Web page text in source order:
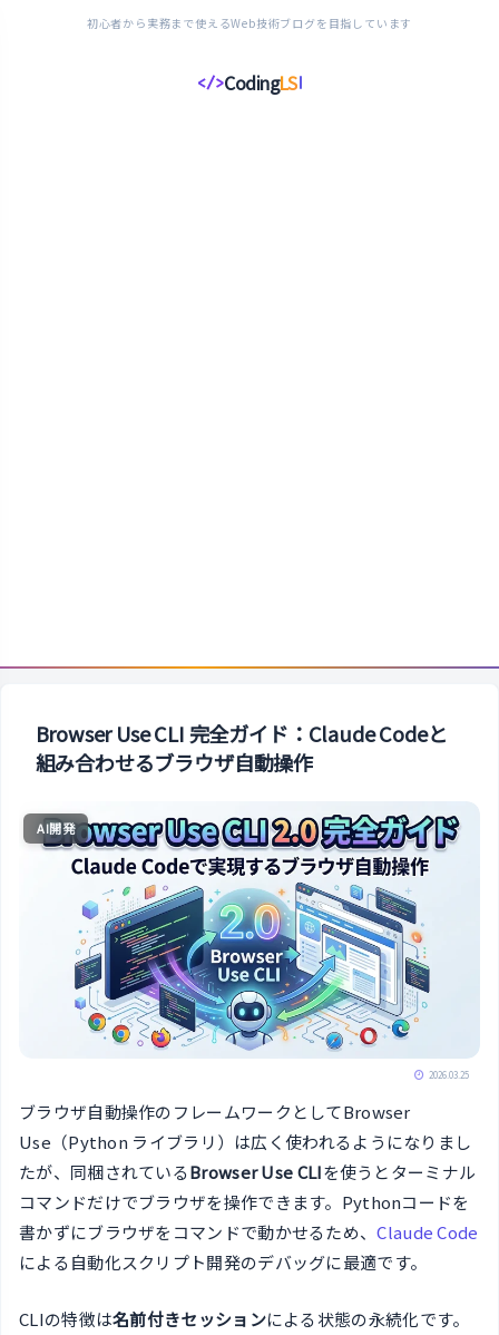
初心者から実務まで使えるWeb技術ブログを目指しています
</>CodingLS
コ
Browser Use CLI 完全ガイド：Claude Codeと
組み合わせるブラウザ自動操作
AI開発
2026.03.25
ブラウザ自動操作のフレームワークとしてBrowser
Use（Python ライブラリ）は広く使われるようになりまし
たが、同梱されているBrowser Use CLIを使うとターミナル
コマンドだけでブラウザを操作できます。Pythonコードを
書かずにブラウザをコマンドで動かせるため、Claude Code
による自動化スクリプト開発のデバッグに最適です。
CLIの特徴は名前付きセッションによる状態の永続化です。